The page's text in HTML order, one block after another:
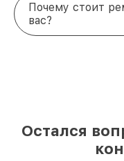
Почему стоит
вас?
Остался